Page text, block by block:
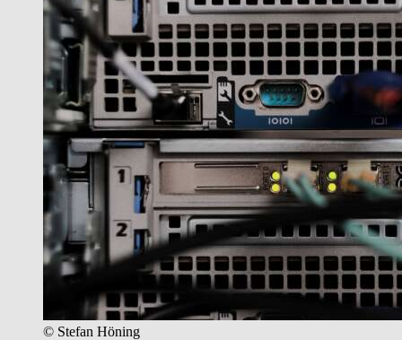
© Stefan Höning